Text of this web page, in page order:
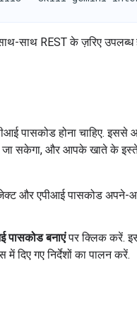
साथ REST के ज़रिए उपलब्ध
पासकोड होना चाहिए. इससे
जा सकेगा, और आपके खाते के
और एपीआई पासकोड अपने-
पासकोड बनाएंपर क्लिक करें.
दिए गए निर्देशों का पालन करें.